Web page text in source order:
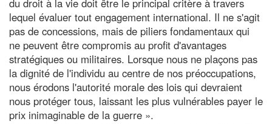
du droit à la vie doit être le principal critère à travers
lequel évaluer tout engagement international. Il ne s'agit
pas de concessions, mais de piliers fondamentaux qui
ne peuvent être compromis au profit d'avantages
stratégiques ou militaires. Lorsque nous ne plaçons pas
la dignité de l'individu au centre de nos préoccupations,
nous érodons l'autorité morale des lois qui devraient
nous protéger tous, laissant les plus vulnérables payer le
prix inimaginable de la guerre ».